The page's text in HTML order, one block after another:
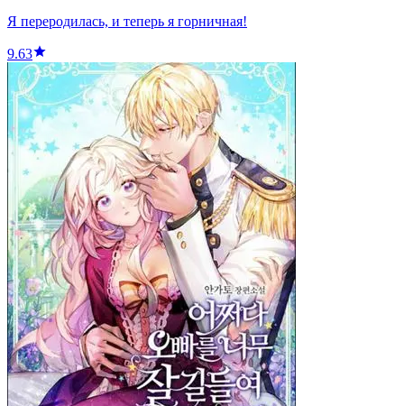
Я переродилась, и теперь я горничная!
9.63